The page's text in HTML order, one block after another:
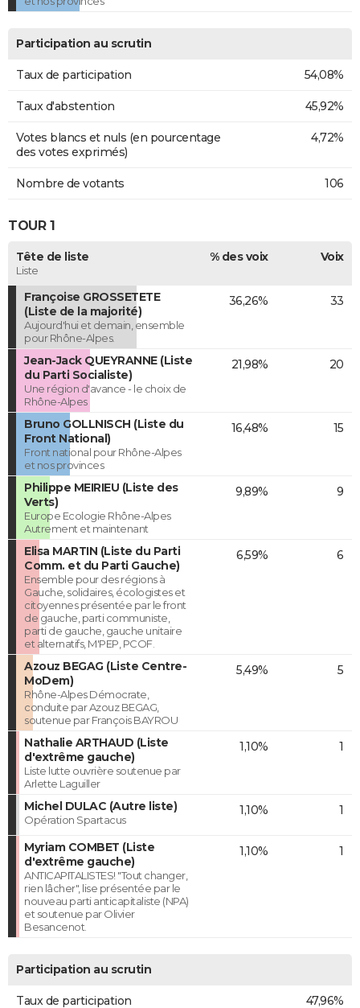
Participation au scrutin
Taux de participation 54,08%
Taux d'abstention 45,92%
Votes blancs et nuls (en pourcentage
des votes exprimés)
4,72%
Nombre de votants 106
TOUR 1
Tête de liste
Liste
% des voix Voix
Françoise GROSSETETE
(Liste de la majorité)
Aujourd'hui et demain, ensemble
pour Rhône-Alpes.
36,26% 33
Jean-Jack QUEYRANNE (Liste
du Parti Socialiste)
Une région d'avance - le choix de
Rhône-Alpes
21,98% 20
Bruno GOLLNISCH (Liste du
Front National)
Front national pour Rhône-Alpes
et nos provinces
16,48% 15
Philippe MEIRIEU (Liste des
Verts)
Europe Ecologie Rhône-Alpes
Autrement et maintenant
9,89% 9
Elisa MARTIN (Liste du Parti
Comm. et du Parti Gauche)
Ensemble pour des régions à
Gauche, solidaires, écologistes et
citoyennes présentée par le front
de gauche, parti communiste,
parti de gauche, gauche unitaire
et alternatifs, M'PEP, PCOF.
6,59% 6
Azouz BEGAG (Liste Centre-
MoDem)
Rhône-Alpes Démocrate,
conduite par Azouz BEGAG,
soutenue par François BAYROU
5,49% 5
Nathalie ARTHAUD (Liste
d'extrême gauche)
Liste lutte ouvrière soutenue par
Arlette Laguiller
1,10% 1
Michel DULAC (Autre liste)
Opération Spartacus
1,10% 1
Myriam COMBET (Liste
d'extrême gauche)
ANTICAPITALISTES! "Tout changer,
rien lâcher", lise présentée par le
nouveau parti anticapitaliste (NPA)
et soutenue par Olivier
Besancenot.
1,10% 1
Participation au scrutin
Taux de participation 47,96%